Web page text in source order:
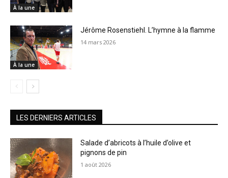
À la une
À la une
Jérôme Rosenstiehl. L’hymne à la flamme
14 mars 2026
LES DERNIERS ARTICLES
Salade d’abricots à l’huile d’olive et
pignons de pin
1 août 2026